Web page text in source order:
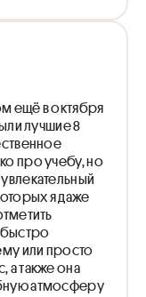
ещё в октября
лучшие 8
про учебу, но
я даже
быстро
или просто
а также она
атмосферу